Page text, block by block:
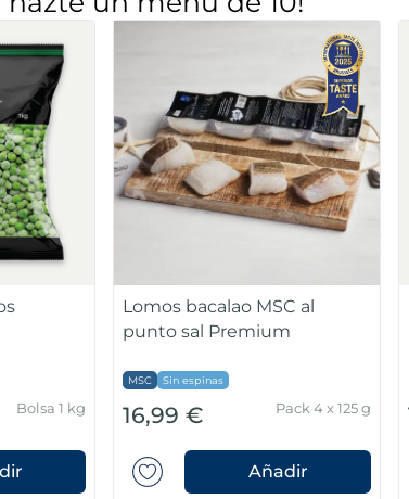
Bolsa 1 kg
Lomos bacalao MSC al
punto sal Premium
MSC Sin espinas
16,99 € Pack 4 x 125 g
Añadir